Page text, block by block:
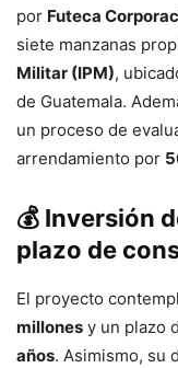
por Futeca
siete manzanas
Militar (IPM),
de Guatemala.
un proceso de
arrendamiento por
💰 Inversión
plazo de
El proyecto
millones y un plazo
años. Asimismo, su